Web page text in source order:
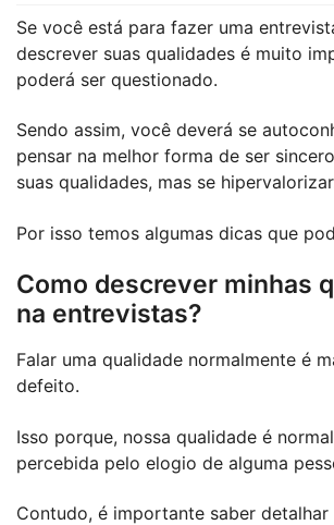
Se você está para fazer uma
descrever suas qualidades é muito
poderá ser questionado.
Sendo assim, você deverá se
pensar na melhor forma de ser
suas qualidades, mas se
Por isso temos algumas dicas que
Como descrever minhas
na entrevistas?
Falar uma qualidade normalmente é
defeito.
Isso porque, nossa qualidade é
percebida pelo elogio de alguma
Contudo, é importante saber detalhar